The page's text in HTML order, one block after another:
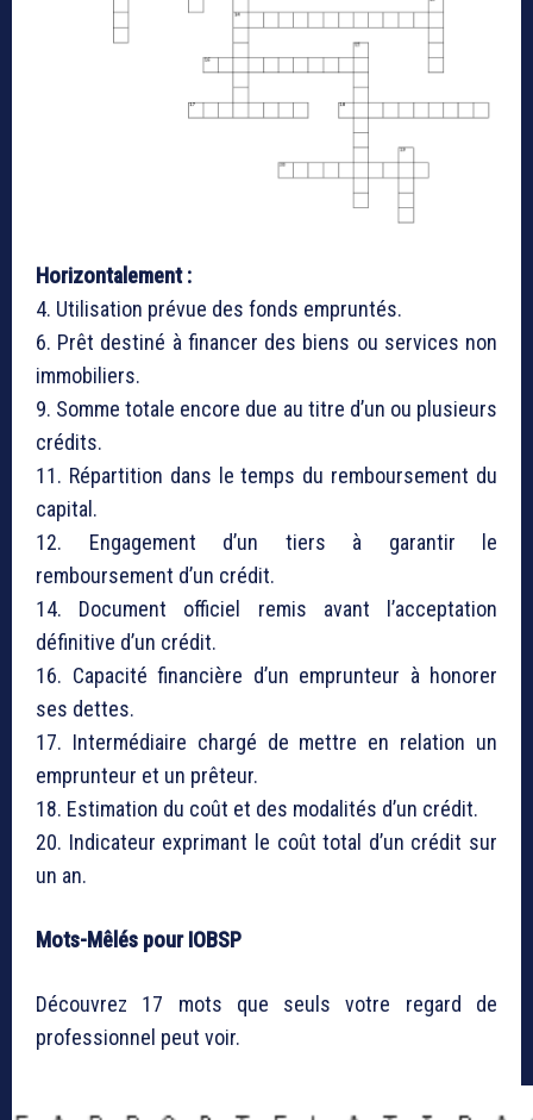
Horizontalement :
4. Utilisation prévue des fonds empruntés.
6. Prêt destiné à financer des biens ou services non
immobiliers.
9. Somme totale encore due au titre d’un ou plusieurs
crédits.
11. Répartition dans le temps du remboursement du
capital.
12. Engagement d’un tiers à garantir le
remboursement d’un crédit.
14. Document officiel remis avant l’acceptation
définitive d’un crédit.
16. Capacité financière d’un emprunteur à honorer
ses dettes.
17. Intermédiaire chargé de mettre en relation un
emprunteur et un prêteur.
18. Estimation du coût et des modalités d’un crédit.
20. Indicateur exprimant le coût total d’un crédit sur
un an.
Mots-Mêlés pour IOBSP
Découvrez 17 mots que seuls votre regard de
professionnel peut voir.